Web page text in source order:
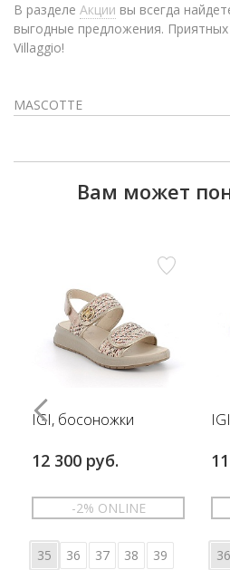
В разделе Акции вы всегда
выгодные предложения.
Villaggio!
MASCOTTE
Вам может
IGI, босоножки
12 300 руб.
-2% ONLINE
35 36 37 38
39
36